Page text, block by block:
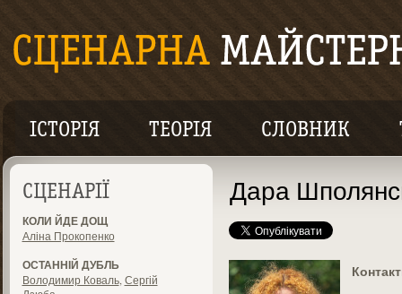
ІСТОРІЯ ТЕОРІЯ СЛОВНИК
СЦЕНАРІЇ
КОЛИ ЙДЕ ДОЩ
Аліна Прокопенко
ОСТАННІЙ ДУБЛЬ
Володимир Коваль, Сергій
Дара